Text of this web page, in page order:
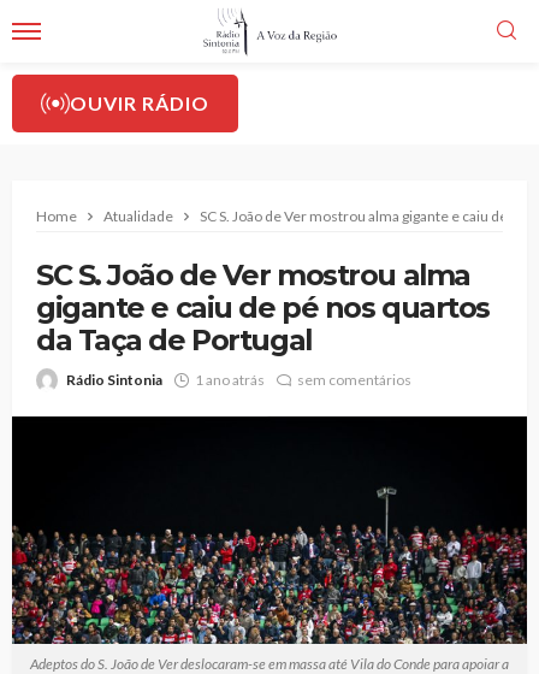
OUVIR RÁDIO
Home Atualidade SC S. João de Ver mostrou alma gigante e caiu de pé
SC S. João de Ver mostrou alma
gigante e caiu de pé nos quartos
da Taça de Portugal
Rádio Sintonia 1 ano atrás sem comentários
Adeptos do S. João de Ver deslocaram-se em massa até Vila do Conde para apoiar a